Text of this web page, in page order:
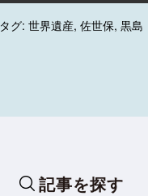
タグ: 世界遺産, 佐世保, 黒島
記事を探す